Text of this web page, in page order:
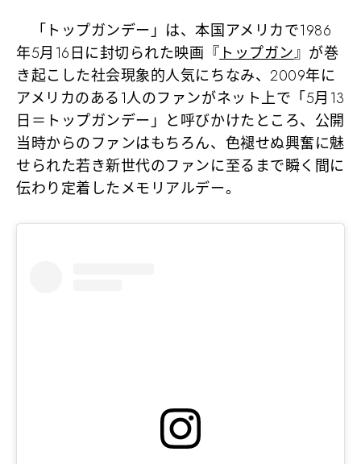
「トップガンデー」は、本国アメリカで1986
年5月16日に封切られた映画『トップガン』が巻
き起こした社会現象的人気にちなみ、2009年に
アメリカのある1人のファンがネット上で「5月13
日＝トップガンデー」と呼びかけたところ、公開
当時からのファンはもちろん、色褪せぬ興奮に魅
せられた若き新世代のファンに至るまで瞬く間に
伝わり定着したメモリアルデー。